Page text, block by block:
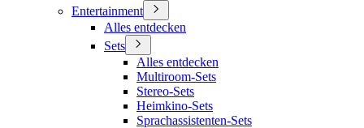
Entertainment
Alles entdecken
Sets
Alles entdecken
Multiroom-Sets
Stereo-Sets
Heimkino-Sets
Sprachassistenten-Sets